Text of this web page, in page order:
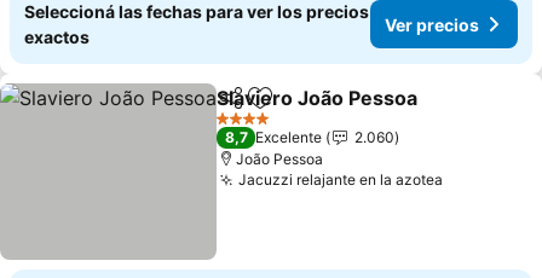
Seleccioná las fechas para ver los precios
exactos
Ver precios
CompartirAñadir a favoritos
Slaviero João Pessoa
4 Estrellas
8,7 Excelente
2.060
João Pessoa
Jacuzzi relajante en la azotea